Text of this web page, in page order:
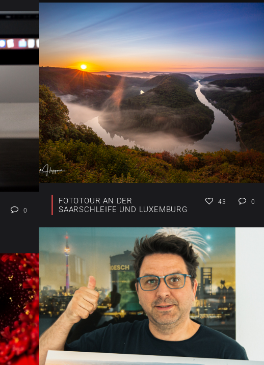
FOTOTOUR AN DER
SAARSCHLEIFE UND LUXEMBURG
43 0
0